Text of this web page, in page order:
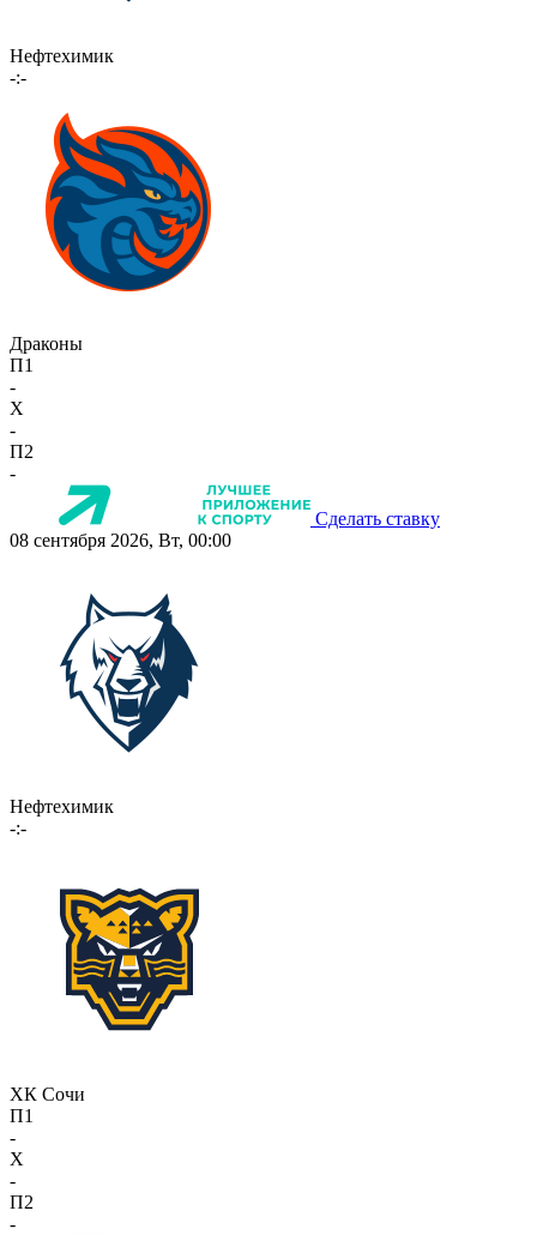
Нефтехимик
-:-
Драконы
П1
-
X
-
П2
-
Сделать ставку
08 сентября 2026, Вт, 00:00
Нефтехимик
-:-
ХК Сочи
П1
-
X
-
П2
-